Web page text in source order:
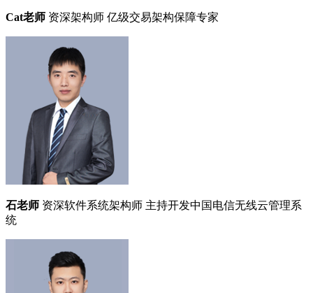
Cat老师 资深架构师 亿级交易架构保障专家
石老师 资深软件系统架构师 主持开发中国电信无线云管理系
统